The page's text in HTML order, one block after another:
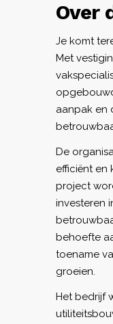
Over
Je komt
Met
aanpak en
De
efficiënt en
project
investeren
behoefte
toename
groeien.
Het bedrijf